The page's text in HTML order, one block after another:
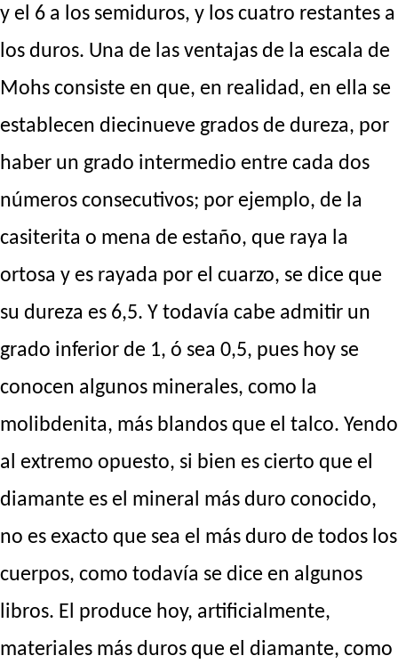
y el 6 a los semiduros, y los cuatro restantes a
los duros. Una de las ventajas de la escala de
Mohs consiste en que, en realidad, en ella se
establecen diecinueve grados de dureza, por
haber un grado intermedio entre cada dos
números consecutivos; por ejemplo, de la
casiterita o mena de estaño, que raya la
ortosa y es rayada por el cuarzo, se dice que
su dureza es 6,5. Y todavía cabe admitir un
grado inferior de 1, ó sea 0,5, pues hoy se
conocen algunos minerales, como la
molibdenita, más blandos que el talco. Yendo
al extremo opuesto, si bien es cierto que el
diamante es el mineral más duro conocido,
no es exacto que sea el más duro de todos los
cuerpos, como todavía se dice en algunos
libros. El produce hoy, artificialmente,
materiales más duros que el diamante, como